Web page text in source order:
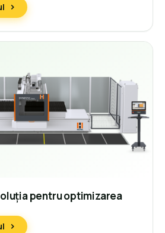
pentru optimizarea